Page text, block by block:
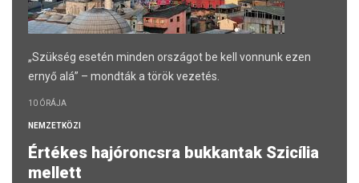
„Szükség esetén minden országot be kell vonnunk ezen
ernyő alá” – mondták a török vezetés.
10 ÓRÁJA
NEMZETKÖZI
Értékes hajóroncsra bukkantak Szicília
mellett